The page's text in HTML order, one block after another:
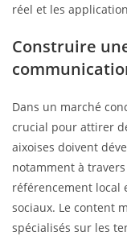
réel et les
Construire
Dans un marché
crucial pour attirer
aixoises doivent
notamment à
référencement local
sociaux. Le content
spécialisés sur les